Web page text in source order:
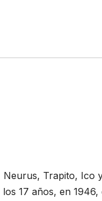
Neurus, Trapito, Ico
17 años, en 1946,